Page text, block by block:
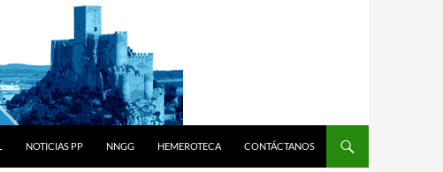
NOTICIAS PP NNGG HEMEROTECA CONTÁCTANOS